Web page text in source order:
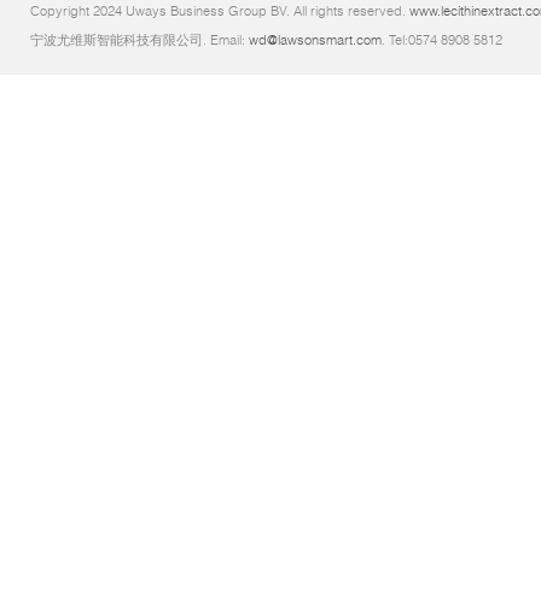
Copyright 2024 Uways Business Group BV. All rights reserved.
宁波尤维斯智能科技有限公司. Email: wd@lawsonsmart.com. Tel:0574 8908 5812